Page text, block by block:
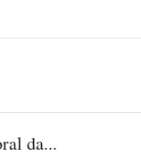
da...